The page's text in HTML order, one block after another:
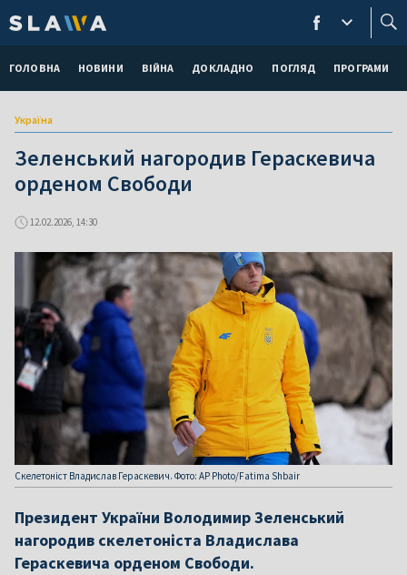
ГОЛОВНА НОВИНИ ВІЙНА ДОКЛАДНО ПОГЛЯД ПРОГРАМИ
Україна
Зеленський нагородив Гераскевича
орденом Свободи
12.02.2026, 14:30
Скелетоніст Владислав Гераскевич. Фото: AP Photo/Fatima Shbair
Президент України Володимир Зеленський
нагородив скелетоніста Владислава
Гераскевича орденом Свободи.